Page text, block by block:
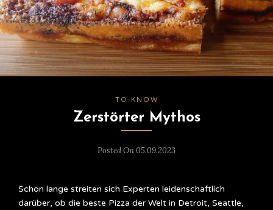
TO KNOW
Zerstörter Mythos
Posted On 05.09.2023
Schon lange streiten sich Experten leidenschaftlich
darüber, ob die beste Pizza der Welt in Detroit, Seattle,